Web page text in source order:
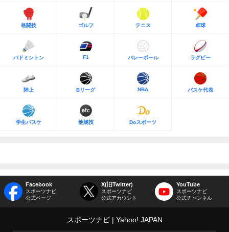
格闘技 ゴルフ テニス 卓球
バドミントン F1 バレーボール ラグビー
陸上 Bリーグ NBA バスケ代表
学生バスケ 他競技 Doスポーツ
Facebook
スポーツナビ
公式ページ
X(旧Twitter)
スポーツナビ
公式アカウント
YouTube
スポーツナビ
公式チャンネル
スポーツナビ Yahoo! JAPAN